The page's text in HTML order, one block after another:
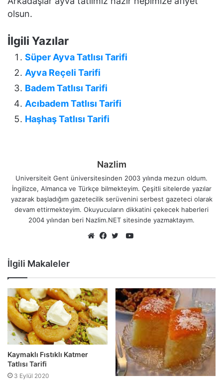
olsun.
İlgili Yazılar
Süper Ayva Tatlısı Tarifi
Ayva Reçeli Tarifi
Badem Tatlısı Tarifi
Acıbadem Tatlısı Tarifi
Haşhaş Tatlısı Tarifi
Nazlim
Universiteit Gent üniversitesinden 2003 yılında mezun oldum.
İngilizce, Almanca ve Türkçe bilmekteyim. Çeşitli sitelerde yazılar
yazarak başladığım gazetecilik serüvenini serbest gazeteci olarak
devam ettirmekteyim. Okuyucuların dikkatini çekecek haberleri
2004 yılından beri Nazlim.NET sitesinde yazmaktayım.
YouTube
İlgili Makaleler
Kaymaklı Fıstıklı Katmer
Tatlısı Tarifi
3 Eylül 2020